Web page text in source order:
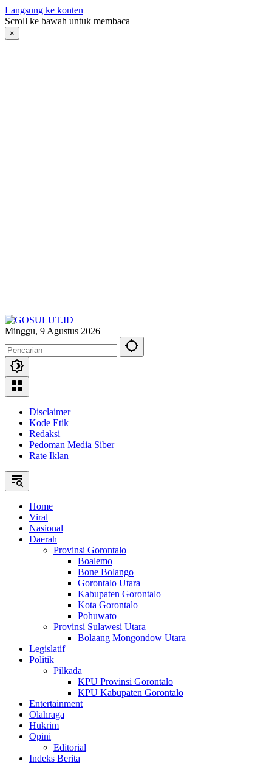
Langsung ke konten
Scroll ke bawah untuk membaca
×
Minggu, 9 Agustus 2026
Disclaimer
Kode Etik
Redaksi
Pedoman Media Siber
Rate Iklan
Home
Viral
Nasional
Daerah
Provinsi Gorontalo
Boalemo
Bone Bolango
Gorontalo Utara
Kabupaten Gorontalo
Kota Gorontalo
Pohuwato
Provinsi Sulawesi Utara
Bolaang Mongondow Utara
Legislatif
Politik
Pilkada
KPU Provinsi Gorontalo
KPU Kabupaten Gorontalo
Entertainment
Olahraga
Hukrim
Opini
Editorial
Indeks Berita